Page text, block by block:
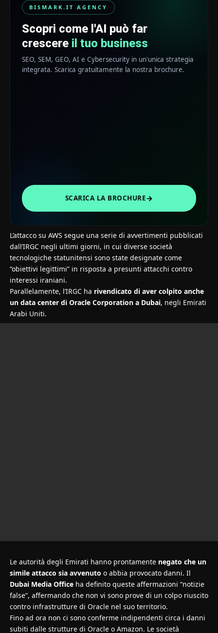
BISMARK.IT AGENCY
Scopri come l'AI può far
crescere il tuo business
SEO, SEM, GEO, AI e Cybersecurity in un'unica strategia
integrata. Scarica gratuitamente la nostra brochure.
SCARICA LA BROCHURE→
L’attacco su AWS segue una serie di avvertimenti pubblicati
dall’IRGC negli ultimi giorni, in cui diverse società
tecnologiche statunitensi sono state designate come
“obiettivi legittimi” in risposta a presunti attacchi contro
interessi iraniani.
Parallelamente, l’IRGC ha rivendicato di aver colpito anche
un data center di Oracle Corporation a Dubai, negli Emirati
Arabi Uniti.
Le autorità degli Emirati hanno prontamente negato che un
simile attacco sia avvenuto o abbia provocato danni. Il
Dubai Media Office ha definito queste affermazioni “notizie
false”, affermando che non vi sono prove di un colpo riuscito
contro infrastrutture di Oracle nel suo territorio.
Fino ad ora non ci sono conferme indipendenti circa i danni
subiti dalle strutture di Oracle o Amazon. Le società